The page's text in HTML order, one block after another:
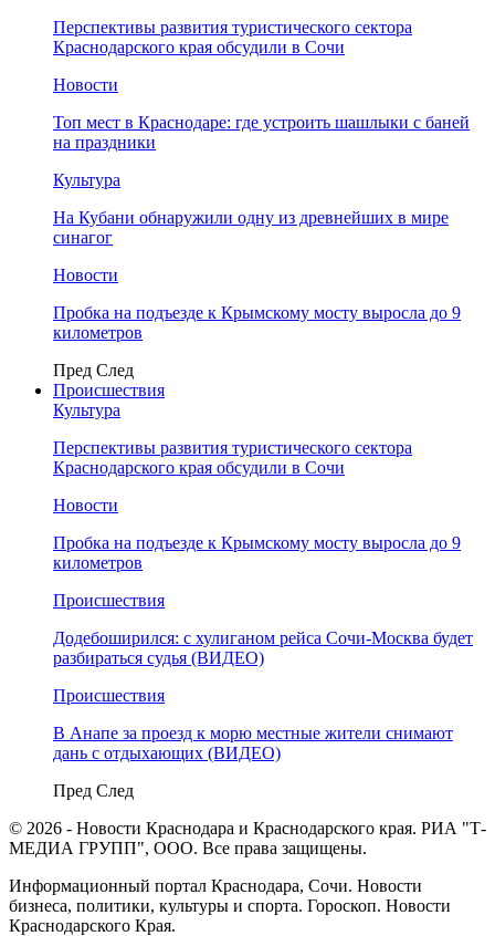
Перспективы развития туристического сектора
Краснодарского края обсудили в Сочи
Новости
Топ мест в Краснодаре: где устроить шашлыки с баней
на праздники
Культура
На Кубани обнаружили одну из древнейших в мире
синагог
Новости
Пробка на подъезде к Крымскому мосту выросла до 9
километров
Пред След
Происшествия
Культура
Перспективы развития туристического сектора
Краснодарского края обсудили в Сочи
Новости
Пробка на подъезде к Крымскому мосту выросла до 9
километров
Происшествия
Додебоширился: с хулиганом рейса Сочи-Москва будет
разбираться судья (ВИДЕО)
Происшествия
В Анапе за проезд к морю местные жители снимают
дань с отдыхающих (ВИДЕО)
Пред След
© 2026 - Новости Краснодара и Краснодарского края. РИА "Т-
МЕДИА ГРУПП", ООО. Все права защищены.
Информационный портал Краснодара, Сочи. Новости
бизнеса, политики, культуры и спорта. Гороскоп. Новости
Краснодарского Края.